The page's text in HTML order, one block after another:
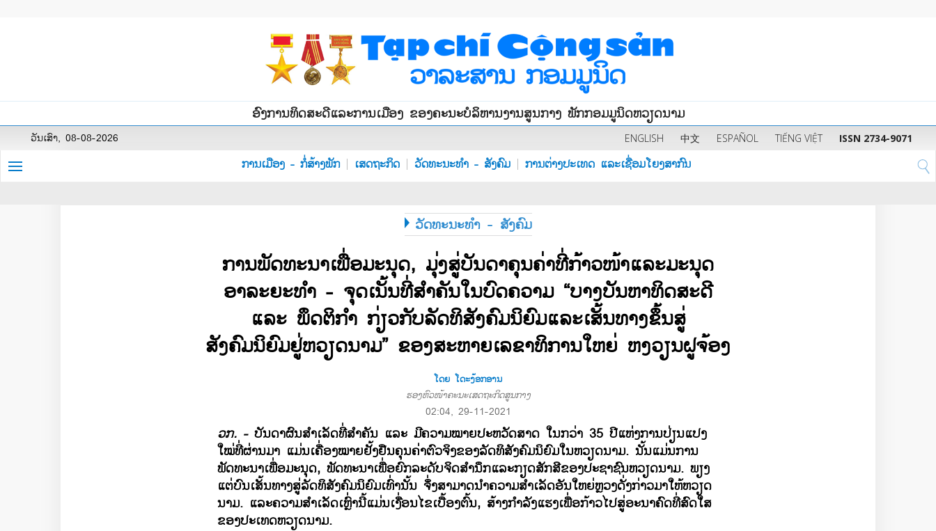
ອົງການທິດສະດີແລະການເມືອງ ຂອງຄະນະບໍລິຫານງານສູນກາງ ພັກກອມມູນິດຫວຽດນາມ
ວັນເສົາ, 08-08-2026 ENGLISH 中文 ESPAÑOL TIẾNG VIỆT ISSN 2734-9071
ການເມືອງ - ກໍ່ສ້າງພັກ ເສດຖະກິດ ວັດທະນະທຳ - ສັງຄົມ ການຕ່າງປະເທດ ແລະເຊື່ອມໂຍງສາກົນ
ວັດທະນະທຳ - ສັງຄົມ
ການພັດທະນາ​ເພື່ອ​ມະນຸດ, ມຸ່ງ​ສູ່​ບັນດາ​ຄຸນຄ່າ​ທີ່​ກ້າວໜ້າ​ແລະ​ມະນຸດ
​ອາລະຍະທຳ - ຈຸດ​ເນັ້ນ​ທີ່​ສຳຄັນ​ໃນ​ບົດ​ຄວາມ “ບາງ​ບັນຫາ​ທິດ​ສະ​ດີ​
ແລະ ພຶດຕິ​ກຳ​ ກ່ຽວ​ກັບ​ລັດທິ​ສັງຄົມ​ນິຍົມ​ແລະ​ເສັ້ນທາງ​ຂຶ້ນ​ສູ່​
ສັງຄົມ​ນິຍົມ​​ຢູ່​ຫວຽດນາມ” ຂອງ​ສະຫາຍ​ເລຂາທິການ​ໃຫຍ່ ຫງວຽນ​ຝູຈ້ອງ
ໂດຍ ໂດະງ້ອກອານ
ຮອງຫົວໜ້າຄະນະເສດຖະກິດສູນກາງ
02:04, 29-11-2021
ວກ. -ບັນດາ​ຜົນສຳ​ເລັດ​ທີ່ສຳຄັນ ​ແລະ ​ມີ​ຄວາມ​ໝາຍ​ປະຫວັດສາດ ​ໃນ​ກວ່າ 35 ປີ​ແຫ່ງ​ການ​ປ່ຽນ​ແປງ​
ໃໝ່​ທີ່​ຜ່ານ​ມາ​ ແມ່ນ​ເຄື່ອງ​ໝາຍ​ຢັ້ງຢືນ​ຄຸນຄ່າ​ຕົວ​ຈິງ​ຂອງລັດທິ​ສັງຄົມ​ນິຍົມ​ໃນ​ຫວຽດນາມ. ນັ້ນ​ແມ່ນ​ການ​
ພັດທະນາ​ເພື່ອ​ມະນຸດ, ພັດທະນາ​ເພື່ອ​ຍົກ​ລະດັບ​ຈິດສຳນຶກ​ແລະ​ກຽດ​ສັກ​ສີ​ຂອງ​ປະຊາຊົນ​ຫວຽດນາມ. ພຽງ​
ແຕ່​ບົນ​ເສັ້ນ​ທາງ​ສູ່​ລັດທິສັງ​ຄົມ​ນິ​ຍົມ​ເທົ່າ​ນັ້ນ​ ຈຶ່ງ​ສາ​ມາດນຳ​ຄວາມສຳ​ເລັດອັນ​ໃຫຍ່​ຫຼວງ​ດັ່ງ​ກ່າວ​ມາ​ໃຫ້​ຫວຽດ​
ນາມ. ​ແລະ​ຄວາມສຳ​ເລັດ​ເຫຼົ່າ​ນີ້​ແມ່ນ​​ເງື່ອນ​ໄຂ​ເບື້ອງ​ຕົ້ນ, ສ້າງ​ກຳລັງ​ແຮງ​ເພື່ອ​ກ້າວ​ໄປ​ສູ່​ອະນາຄົດ​ທີ່​ສົດ​ໃສ​
ຂອງ​ປະ​ເທດ​ຫວຽດນາມ.